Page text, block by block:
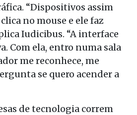
“Dispositivos assim
no mouse e ele faz
Iudicibus. “A interface
Com ela, entro numa sala
me reconhece, me
se quero acender a
de tecnologia correm